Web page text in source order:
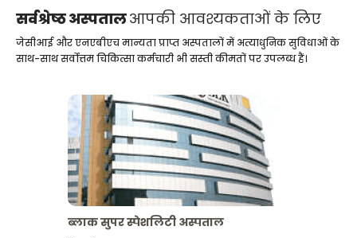
सर्वश्रेष्ठ अस्पतालआपकी आवश्यकताओं के लिए
जेसीआई और एनएबीएच मान्यता प्राप्त अस्पतालों में अत्याधुनिक सुविधाओं के
साथ-साथ सर्वोत्तम चिकित्सा कर्मचारी भी सस्ती कीमतों पर उपलब्ध हैं।
ब्लाक सुपर स्पेशलिटी अस्पताल